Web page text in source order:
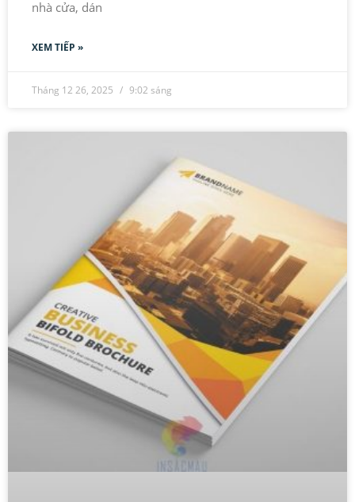
nhà cửa, dán
XEM TIẾP »
Tháng 12 26, 2025 9:02 sáng